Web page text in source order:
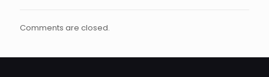
Comments are closed.